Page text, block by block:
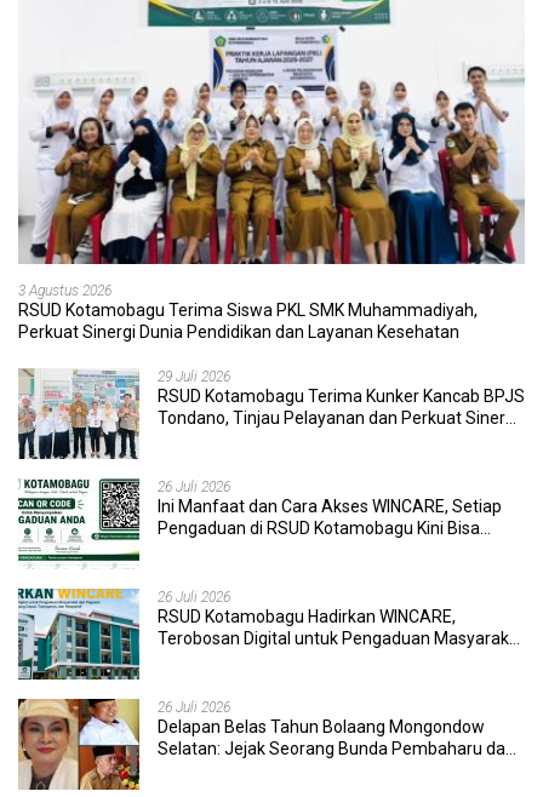
3 Agustus 2026
RSUD Kotamobagu Terima Siswa PKL SMK Muhammadiyah,
Perkuat Sinergi Dunia Pendidikan dan Layanan Kesehatan
29 Juli 2026
RSUD Kotamobagu Terima Kunker Kancab BPJS
Tondano, Tinjau Pelayanan dan Perkuat Sinergi
26 Juli 2026
Ini Manfaat dan Cara Akses WINCARE, Setiap
Pengaduan di RSUD Kotamobagu Kini Bisa
26 Juli 2026
RSUD Kotamobagu Hadirkan WINCARE,
Terobosan Digital untuk Pengaduan Masyarakat
26 Juli 2026
Delapan Belas Tahun Bolaang Mongondow
Selatan: Jejak Seorang Bunda Pembaharu dan